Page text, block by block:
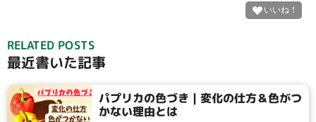
RELATED POSTS
最近書いた記事
パプリカの色づき｜変化の仕方＆色がつ
かない理由とは